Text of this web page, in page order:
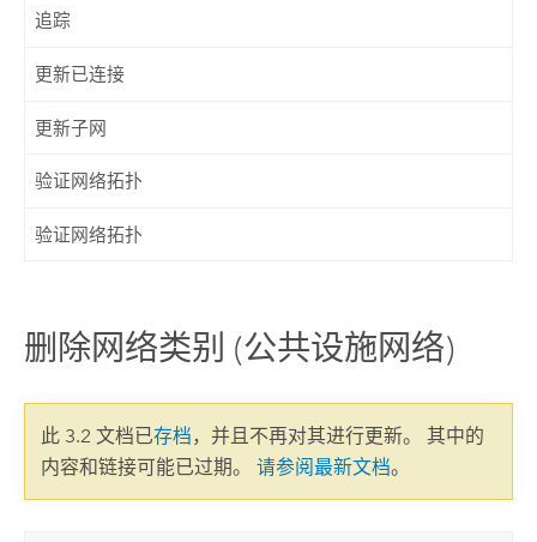
追踪
更新已连接
更新子网
验证网络拓扑
验证网络拓扑
删除网络类别 (公共设施网络)
此 3.2 文档已存档，并且不再对其进行更新。 其中的
内容和链接可能已过期。 请参阅最新文档。